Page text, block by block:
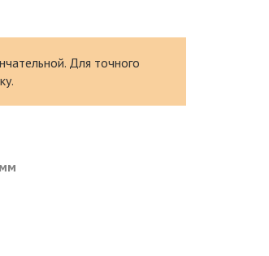
Для точного